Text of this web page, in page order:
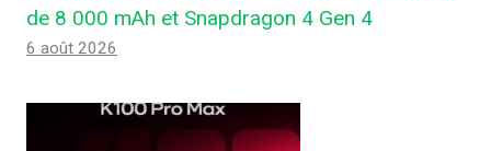
de 8 000 mAh et Snapdragon 4 Gen 4
6 août 2026